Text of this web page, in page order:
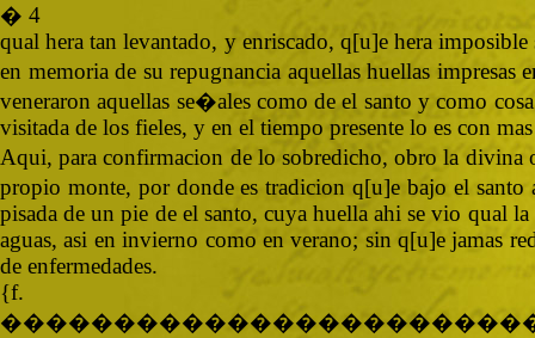
� 4
qual hera tan levantado, y enriscado, q[u]e hera
en memoria de su repugnancia aquellas huellas
veneraron aquellas se�ales como de el santo y como
visitada de los fieles, y en el tiempo presente lo es con
Aqui, para confirmacion de lo sobredicho, obro la divina
propio monte, por donde es tradicion q[u]e bajo el
pisada de un pie de el santo, cuya huella ahi se vio qual
aguas, asi en invierno como en verano; sin q[u]e jamas
de enfermedades.